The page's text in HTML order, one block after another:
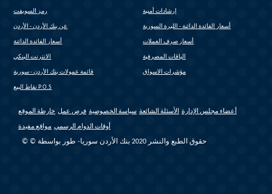
رمز السويفت إرشادات أمنية
عن بنك الأردن - الأردن أسعار الفائدة الدائنة - الليرة السورية
أسعار الفائدة الدائنة أسعار صرف العملات
الانترنت البنكي الباقات المصرفية
قائمة عمولات بنك الأردن - سورية مؤشرات الاسواق
نقاط البيع P.O.S
خارطة الموقع فرص عمل سياسة الخصوصية الأسئلة الشائعة أعضاء مجلس الإدارة
مواقع مفيدة أوقات الدوام الرسمي
© © حقوق الطبع والنشر 2020 بنك الأردن سوريا- طور بواسطة